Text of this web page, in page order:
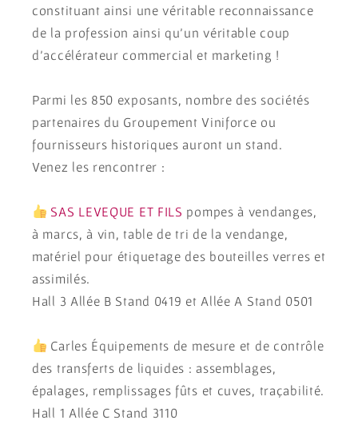
constituant ainsi une véritable reconnaissance
de la profession ainsi qu’un véritable coup
d’accélérateur commercial et marketing !
Parmi les 850 exposants, nombre des sociétés
partenaires du Groupement Viniforce ou
fournisseurs historiques auront un stand.
Venez les rencontrer :
SAS LEVEQUE ET FILS pompes à vendanges,
à marcs, à vin, table de tri de la vendange,
matériel pour étiquetage des bouteilles verres et
assimilés.
Hall 3 Allée B Stand 0419 et Allée A Stand 0501
Carles Équipements de mesure et de contrôle
des transferts de liquides : assemblages,
épalages, remplissages fûts et cuves, traçabilité.
Hall 1 Allée C Stand 3110